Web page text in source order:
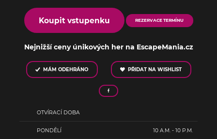
Koupit vstupenku REZERVACE TERMÍNU
Nejnižší ceny únikových her na EscapeMania.cz
MÁM ODEHRÁNO PŘIDAT NA WISHLIST
OTVÍRACÍ DOBA
PONDĚLÍ 10 A.M. - 10 P.M.